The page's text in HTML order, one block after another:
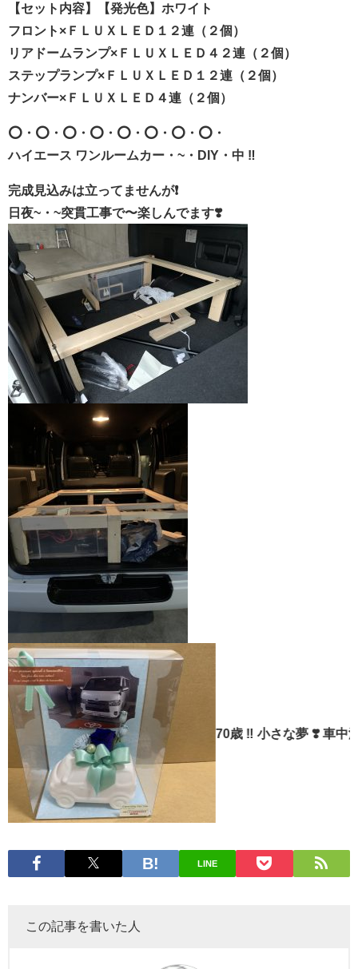
【セット内容】【発光色】ホワイト
フロント×ＦＬＵＸＬＥＤ１２連（２個）
リアドームランプ×ＦＬＵＸＬＥＤ４２連（２個）
ステップランプ×ＦＬＵＸＬＥＤ１２連（２個）
ナンバー×ＦＬＵＸＬＥＤ４連（２個）
⭕️・⭕️・⭕️・⭕️・⭕️・⭕️・⭕️・⭕️・
ハイエース ワンルームカー・~・DIY・中 ‼️
完成見込みは立ってませんが❗️
日夜~・~突貫工事で〜楽しんでます❣️
70歳 ‼︎ 小さな夢 ❣️ 車中泊・小さな
LINE
この記事を書いた人